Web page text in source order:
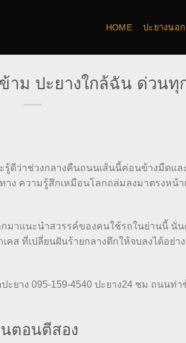
HOME ปะยางนอ
าม ปะยางใกล้ฉัน ด่วนทุ
ดีว่าช่วงกลางคืนถนนเส้นนี้ค่อนข้างมืดแล
ง ความรู้สึกเหมือนโลกถล่มลงมาตรงหน้า
มาแนะนำสวรรค์ของคนใช้รถในย่านนี้ นั่
ส ที่เปลี่ยนฝันร้ายกลางดึกให้จบลงได้อย่า
ยาง 095-159-4540 ปะยาง24 ชม ถนนท่
ตอนตีสอง